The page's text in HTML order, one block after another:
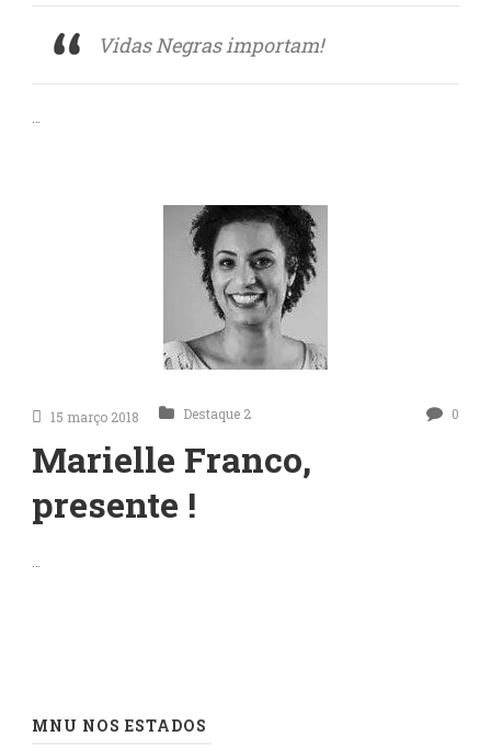
Vidas Negras importam!
15 março 2018 Destaque 2 0
Marielle Franco,
presente !
MNU NOS ESTADOS